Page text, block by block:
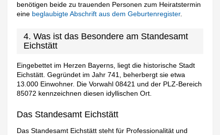
benötigen beide zu trauenden Personen zum Heiratstermin
eine beglaubigte Abschrift aus dem Geburtenregister.
4. Was ist das Besondere am Standesamt
Eichstätt
Eingebettet im Herzen Bayerns, liegt die historische Stadt
Eichstätt. Gegründet im Jahr 741, beherbergt sie etwa
13.000 Einwohner. Die Vorwahl 08421 und der PLZ-Bereich
85072 kennzeichnen diesen idyllischen Ort.
Das Standesamt Eichstätt
Das Standesamt Eichstätt steht für Professionalität und